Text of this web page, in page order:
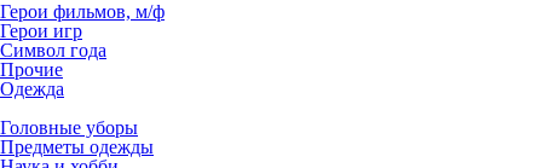
Герои фильмов, м/ф
Герои игр
Символ года
Прочие
Одежда
Головные уборы
Предметы одежды